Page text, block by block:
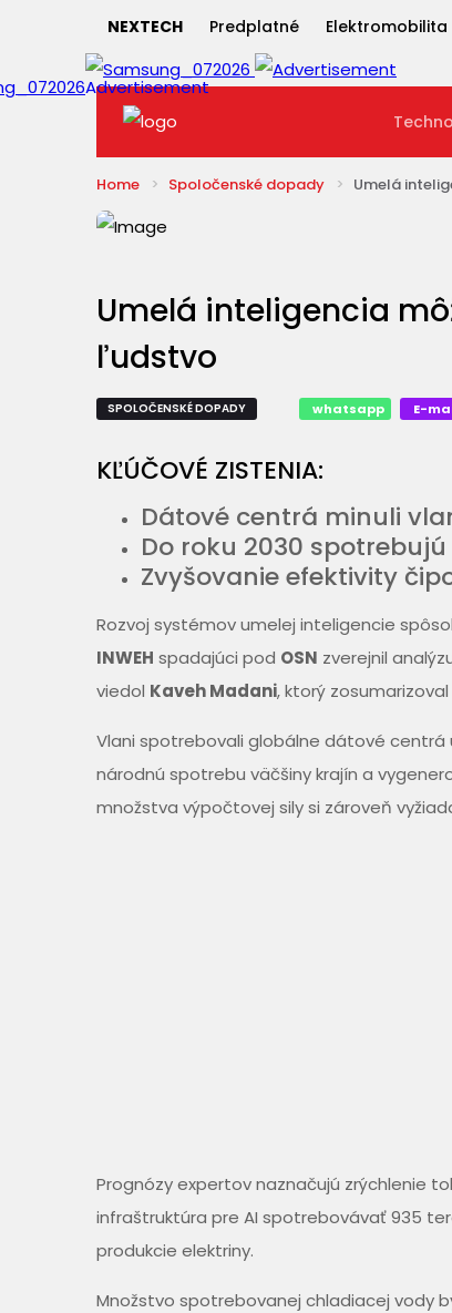
NEXTECH Predplatné Elektromobilita
Home Spoločenské dopady Umelá
Umelá inteligencia
ľudstvo
SPOLOČENSKÉ DOPADY whatsapp E-
KĽÚČOVÉ ZISTENIA:
Dátové centrá minuli
Do roku 2030
Zvyšovanie efektivity
Rozvoj systémov umelej inteligencie
INWEH spadajúci pod OSN zverejnil
viedol Kaveh Madani, ktorý
Vlani spotrebovali globálne dátové
národnú spotrebu väčšiny krajín a
množstva výpočtovej sily si zároveň
Prognózy expertov naznačujú zrýchlenie
infraštruktúra pre AI spotrebovávať 935
produkcie elektriny.
Množstvo spotrebovanej chladiacej vody